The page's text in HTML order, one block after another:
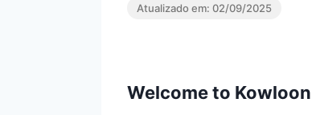
Atualizado em: 02/09/2025
Welcome to Kowloon